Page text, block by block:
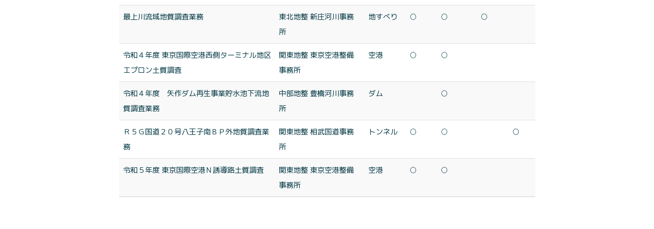
最上川流域地質調査業務
東北地整 新庄河川事務
所
地すべり ○ ○ ○
令和４年度 東京国際空港西側ターミナル地区
エプロン土質調査
関東地整 東京空港整備
事務所
空港 ○ ○
令和４年度 矢作ダム再生事業貯水池下流地
質調査業務
中部地整 豊橋河川事務
所
ダム ○
Ｒ５Ｇ国道２０号八王子南ＢＰ外地質調査業
務
関東地整 相武国道事務
所
トンネル ○ ○ ○
令和５年度 東京国際空港Ｎ誘導路土質調査
関東地整 東京空港整備
事務所
空港 ○ ○